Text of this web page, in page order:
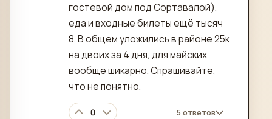
гостевой дом под Сортавалой),
еда и входные билеты ещё тысяч
8. В общем уложились в районе 25к
на двоих за 4 дня, для майских
вообще шикарно. Спрашивайте,
что не понятно.
0 5 ответов